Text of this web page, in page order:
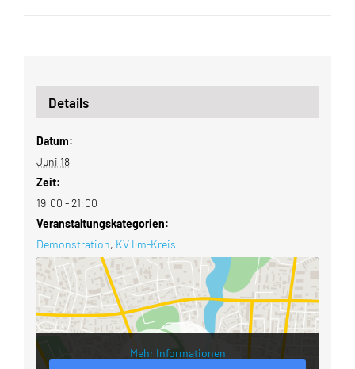
Details
Datum:
Juni 18
Zeit:
19:00 - 21:00
Veranstaltungskategorien:
Demonstration, KV Ilm-Kreis
Mehr Informationen